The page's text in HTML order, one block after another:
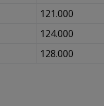
121.000
124.000
128.000